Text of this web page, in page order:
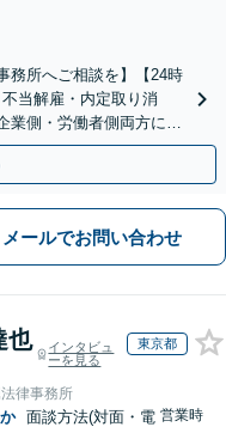
務所へご相談を】【24時
当解雇・内定取り消
業側・労働者側両方に対
任せください】
メールでお問い合わせ
也
インタビュ
ーを見る
東京都
律事務所
か 面談方法(対面・電 営業時